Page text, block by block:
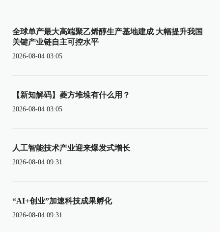
全球单产最大高端聚乙烯醇生产基地建成 大幅提升我国
关键产业链自主可控水平
2026-08-04 03:05
【新知解码】菱方堆垛有什么用？
2026-08-04 03:05
人工智能技术产业迎来爆发式增长
2026-08-04 09:31
“AI+创业”加速科技成果孵化
2026-08-04 09:31